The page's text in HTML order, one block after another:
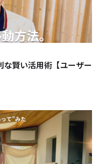
な賢い活用術【ユーザー